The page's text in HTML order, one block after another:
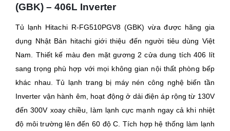
(GBK) – 406L Inverter
Tủ lạnh Hitachi R-FG510PGV8 (GBK) vừa được hãng gia
dụng Nhật Bản hitachi giới thiệu đến người tiêu dùng Việt
Nam. Thiết kế màu đen mặt gương 2 cửa dung tích 406 lít
sang trọng phù hợp với mọi không gian nội thất phòng bếp
khác nhau. Tủ lạnh trang bị máy nén công nghệ biến tần
Inverter vận hành êm, hoạt động ở dải điện áp rộng từ 130V
đến 300V xoay chiều, làm lạnh cực mạnh ngay cả khi nhiệt
độ môi trường lên đến 60 độ C. Tích hợp hệ thống làm lạnh